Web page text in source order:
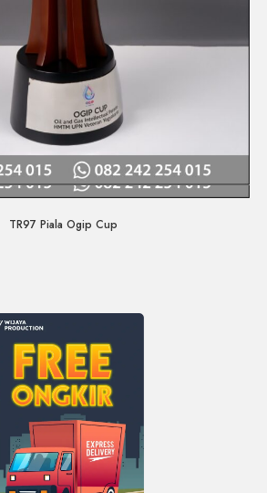
Quick View
TR97 Piala Ogip Cup